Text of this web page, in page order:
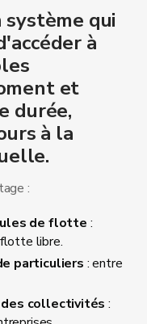
qui
à
et
durée,
à la
:
de flotte :
libre.
particuliers : entre
collectivités :